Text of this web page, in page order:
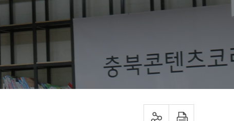
sns 공유하기 프린트하기